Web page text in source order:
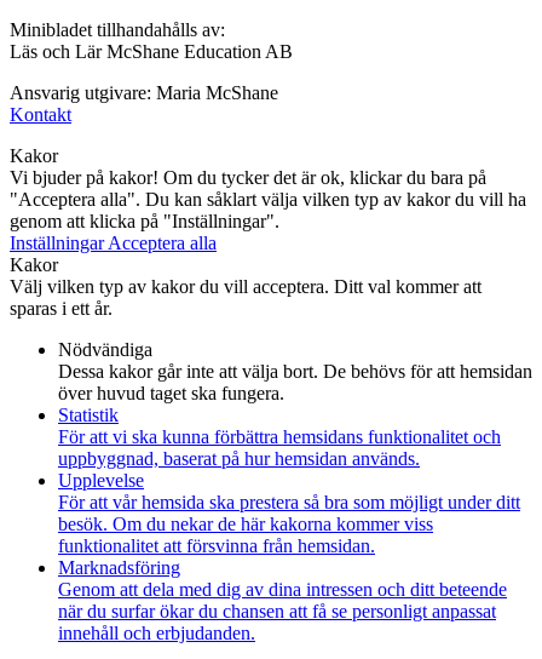
Minibladet tillhandahålls av:
Läs och Lär McShane Education AB
Ansvarig utgivare: Maria McShane
Kontakt
Kakor
Vi bjuder på kakor! Om du tycker det är ok, klickar du bara på
"Acceptera alla". Du kan såklart välja vilken typ av kakor du vill ha
genom att klicka på "Inställningar".
InställningarAcceptera alla
Kakor
Välj vilken typ av kakor du vill acceptera. Ditt val kommer att
sparas i ett år.
Nödvändiga
Dessa kakor går inte att välja bort. De behövs för att hemsidan
över huvud taget ska fungera.
Statistik
För att vi ska kunna förbättra hemsidans funktionalitet och
uppbyggnad, baserat på hur hemsidan används.
Upplevelse
För att vår hemsida ska prestera så bra som möjligt under ditt
besök. Om du nekar de här kakorna kommer viss
funktionalitet att försvinna från hemsidan.
Marknadsföring
Genom att dela med dig av dina intressen och ditt beteende
när du surfar ökar du chansen att få se personligt anpassat
innehåll och erbjudanden.